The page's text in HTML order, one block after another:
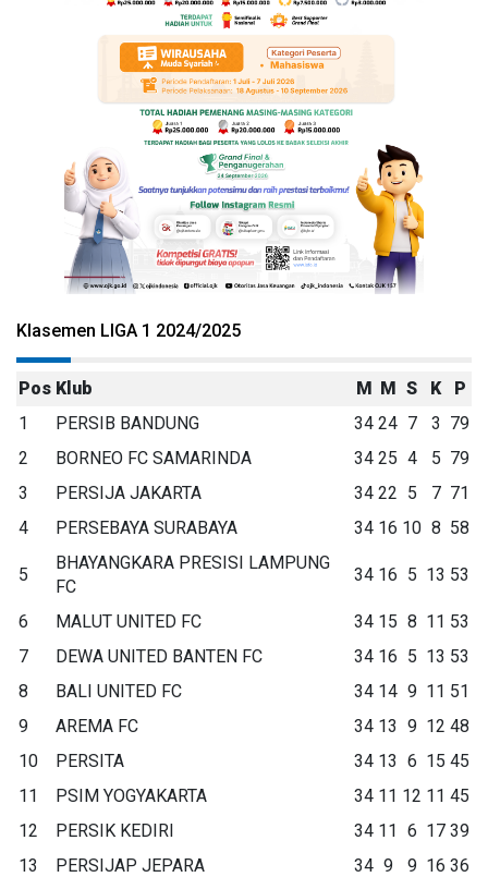
Klasemen LIGA 1 2024/2025
Pos Klub M M S K
P
1
PERSIB BANDUNG 34 24 7 3 79
2
BORNEO FC SAMARINDA 34 25 4 5 79
3
PERSIJA JAKARTA 34 22 5 7 71
4
PERSEBAYA SURABAYA 34 16 10 8 58
5
BHAYANGKARA PRESISI LAMPUNG
FC
34 16 5 13 53
6 MALUT UNITED FC 34 15 8 11 53
7
DEWA UNITED BANTEN FC 34 16 5 13 53
8
BALI UNITED FC 34 14 9 11 51
9
AREMA FC 34 13 9 12 48
10
PERSITA 34 13 6 15 45
11
PSIM YOGYAKARTA 34 11 12 11 45
12
PERSIK KEDIRI 34 11 6 17 39
13
PERSIJAP JEPARA 34 9 9 16 36